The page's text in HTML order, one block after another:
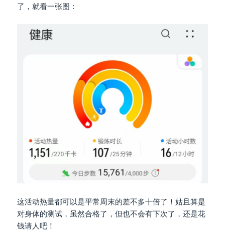
了，就看一张图：
这活动热量都可以是平常周末的差不多十倍了！姑且算是
对身体的测试，虽然合格了，但也不会有下次了，还是花
钱请人吧！